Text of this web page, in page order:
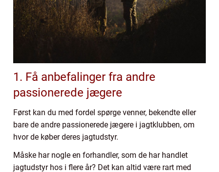
1. Få anbefalinger fra andre
passionerede jægere
Først kan du med fordel spørge venner, bekendte eller
bare de andre passionerede jægere i jagtklubben, om
hvor de køber deres jagtudstyr.
Måske har nogle en forhandler, som de har handlet
jagtudstyr hos i flere år? Det kan altid være rart med